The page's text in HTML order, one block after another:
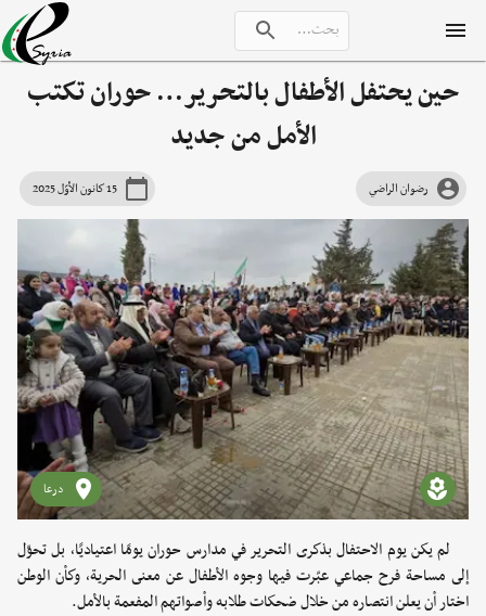
حين يحتفل الأطفال بالتحرير… حوران تكتب
الأمل من جديد
رضوان الراضي 15 كانون الأوّل 2025
درعا
لم يكن يوم الاحتفال بذكرى التحرير في مدارس حوران يومًا اعتياديًا، بل تحوّل
إلى مساحة فرح جماعي عبّرت فيها وجوه الأطفال عن معنى الحرية، وكأن الوطن
اختار أن يعلن انتصاره من خلال ضحكات طلابه وأصواتهم المفعمة بالأمل.